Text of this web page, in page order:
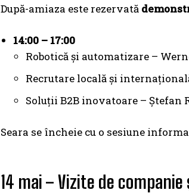
După-amiaza este rezervată
14:00 – 17:00
Robotică și automatizare –
Recrutare locală și
Soluții B2B inovatoare – Ștefan
Seara se încheie cu o sesiune
14 mai – Vizite de companie